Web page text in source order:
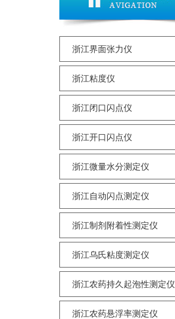
浙江界面张力仪
浙江粘度仪
浙江闭口闪点仪
浙江开口闪点仪
浙江微量水分测定仪
浙江自动闪点测定仪
浙江制剂附着性测定仪
浙江乌氏粘度测定仪
浙江农药持久起泡性测定仪
浙江农药悬浮率测定仪